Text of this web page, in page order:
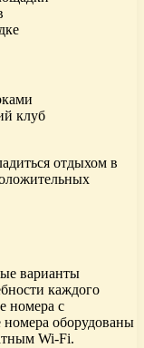
клуб
отдыхом в
варианты
каждого
номера с
оборудованы
Wi-Fi.